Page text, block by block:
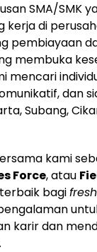
SMA/SMK
kerja di
pembiayaan
membuka
mencari
dan
Subang,
kami
Force, atau
bagi
karir dan